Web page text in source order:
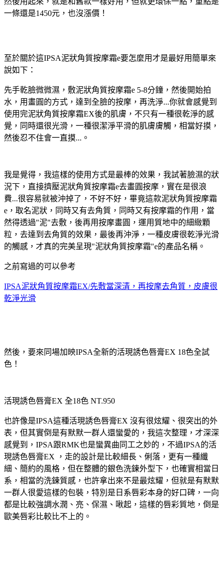
一條還是1450元，也沒漲價！
至於關於這IPSA泥狀角質按摩霜e要怎麼用才是最好用簡單來
說如下：
先手乾臉微微濕，敷泥狀角質按摩霜e 5-8分鐘，然後開始拍
水，用畫圓的方式，達到全臉的按摩，再洗淨...你就會感覺到
使用完泥狀角質按摩霜EX後的肌膚，不只有一種很乾淨的感
覺，同時還很光滑，一種很潔淨平滑的肌膚膚觸，相當好摸，
然後忍不住會一直摸...。
我是覺得，我這樣的使用方式是最棒的效果，我試著臉濕的狀
況下，直接擠壓泥狀角質按摩霜e去畫圓按摩，實在是很浪
費...很容易就被沖掉了，不好不好，畢竟這款泥狀角質按摩霜
e，取名泥狀，同時又有去角質，同時又有按摩霜的作用，當
然得透過"泥"去敷，後再用按摩畫圓，運用質地中的細緻顆
粒，去達到去角質的效果，最後再沖淨，一種皮膚很乾淨光滑
的觸感，才真的完美呈現"泥狀角質按摩霜"e的產品名稱。
之前寫過的可以參考
IPSA泥狀角質按摩霜EX/先敷當深清，再按摩去角質，皮膚很
乾淨光滑
然後，要來同場加映IPSA全新的活現誘色唇膏EX 18色全試
色！
活現誘色唇膏EX 全18色 NT.950
也許像是IPSA這種活現誘色唇膏EX 沒有很炫耀、很突出的外
表，但其實倒是有默默一群人還蠻愛的，我這次整理，才深深
感覺到，IPSA跟RMK也是蠻異曲同工之妙的，不過IPSA的活
現誘色唇膏EX ，走的設計是比較細長、俐落，更有一種纖
細、簡約的風格，但在整體的銀色洗鍊外型下，也確實相當日
系，相當的洗鍊質感，也許拿出來不是最炫耀，但就是有默默
一群人很愛這樣的包裝，特別是日系唇彩本身的好口碑，一向
都是比較強調水潤、亮、保濕、啾起，這樣的唇彩質地，倒是
歐美唇彩比較比不上的。